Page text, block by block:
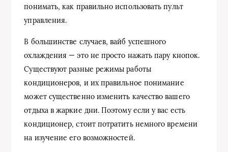
понимать, как правильно использовать пульт
управления.
В большинстве случаев, вайб успешного
охлаждения — это не просто нажать пару кнопок.
Существуют разные режимы работы
кондиционеров, и их правильное понимание
может существенно изменить качество вашего
отдыха в жаркие дни. Поэтому если у вас есть
кондиционер, стоит потратить немного времени
на изучение его возможностей.